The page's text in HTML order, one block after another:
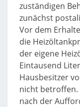
zuständigen
zunächst
Vor dem
die
der eigene
Eintausend
Hausbesitzer
nicht betroffen.
nach der